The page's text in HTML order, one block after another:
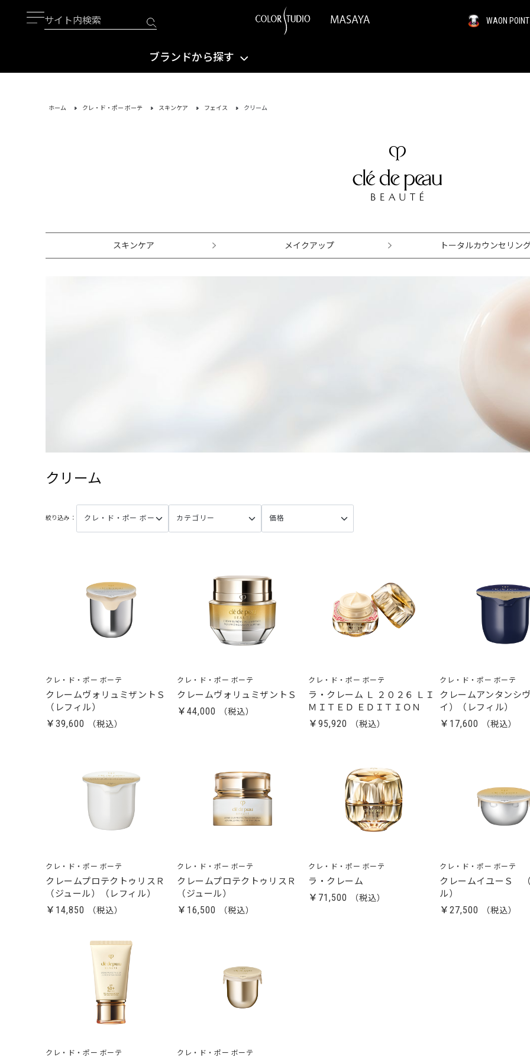
WAON
ブランドから探す
ホーム クレ・ド・ポー ボーテ スキンケア フェイス クリーム
スキンケア メイクアップ トータルカウンセリン
クリーム
絞り込み
クレ・ド・ポー ボーテ
クレームヴォリュミザントＳ
（レフィル）
￥39,600
クレ・ド・ポー ボーテ
クレームヴォリュミザントＳ
￥44,000
クレ・ド・ポー ボーテ
ラ・クレーム Ｌ ２０２６ ＬＩ
ＭＩＴＥＤ ＥＤＩＴＩＯＮ
￥95,920
クレ・ド・ポー ボーテ
クレームアンタンシ
イ）（レフィル）
￥17,600
クレ・ド・ポー ボーテ
クレームプロテクトゥリスＲ
（ジュール）（レフィル）
￥14,850
クレ・ド・ポー ボーテ
クレームプロテクトゥリスＲ
（ジュール）
￥16,500
クレ・ド・ポー ボーテ
ラ・クレーム
￥71,500
クレ・ド・ポー ボーテ
クレームイユーＳ
ル）
￥27,500
クレ・ド・ポー ボーテ クレ・ド・ポー ボーテ